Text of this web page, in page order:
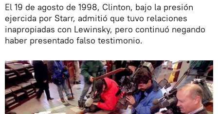
El 19 de agosto de 1998, Clinton, bajo la presión
ejercida por Starr, admitió que tuvo relaciones
inapropiadas con Lewinsky, pero continuó negando
haber presentado falso testimonio.